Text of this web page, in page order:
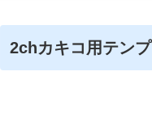
2chカキコ用テン